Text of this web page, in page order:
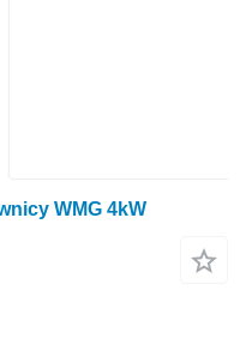
WMG 4kW